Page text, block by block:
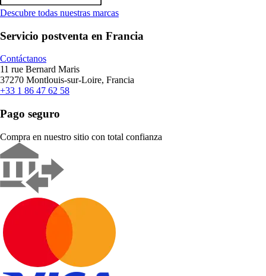
Descubre todas nuestras marcas
Servicio postventa en Francia
Contáctanos
11 rue Bernard Maris
37270 Montlouis-sur-Loire, Francia
+33 1 86 47 62 58
Pago seguro
Compra en nuestro sitio con total confianza